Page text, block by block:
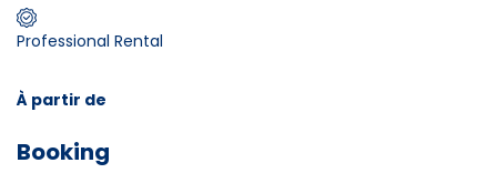
Professional Rental
À partir de
Booking